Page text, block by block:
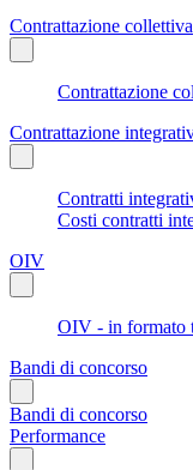
Contrattazione collettiva
Contrattazione
Contrattazione
Contratti
Costi contratti
OIV
OIV - in formato
Bandi di concorso
Bandi di concorso
Performance